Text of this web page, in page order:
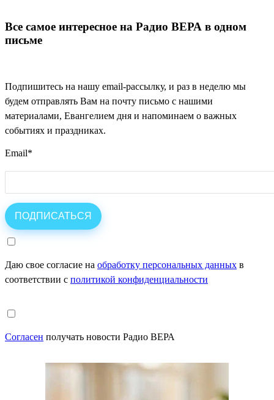
Все самое интересное на Радио ВЕРА в одном
письме
Подпишитесь на нашу email-рассылку, и раз в неделю мы
будем отправлять Вам на почту письмо с нашими
материалами, Евангелием дня и напоминаем о важных
событиях и праздниках.
Email*
Даю свое согласие на обработку персональных данных в
соответствии с политикой конфиденциальности
Согласен получать новости Радио ВЕРА